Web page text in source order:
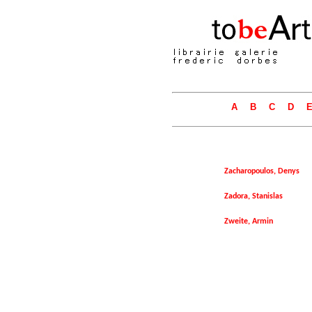
A B C D E
Zacharopoulos, Denys
Zadora, Stanislas
Zweite, Armin